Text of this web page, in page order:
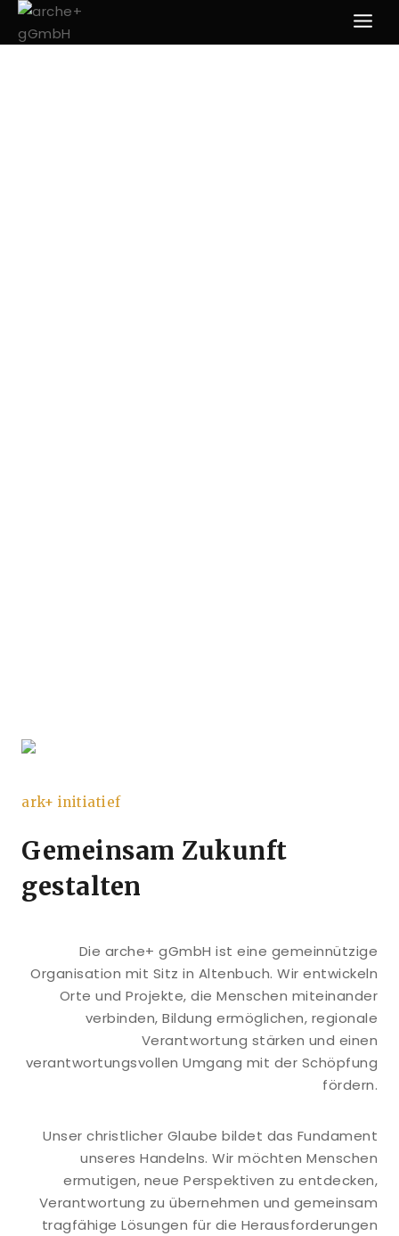
ark+ initiatief
Gemeinsam Zukunft
gestalten
Die arche+ gGmbH ist eine gemeinnützige
Organisation mit Sitz in Altenbuch. Wir entwickeln
Orte und Projekte, die Menschen miteinander
verbinden, Bildung ermöglichen, regionale
Verantwortung stärken und einen
verantwortungsvollen Umgang mit der Schöpfung
fördern.
Unser christlicher Glaube bildet das Fundament
unseres Handelns. Wir möchten Menschen
ermutigen, neue Perspektiven zu entdecken,
Verantwortung zu übernehmen und gemeinsam
tragfähige Lösungen für die Herausforderungen